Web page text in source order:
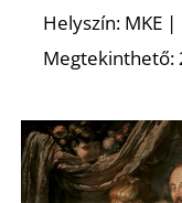
Helyszín: MKE
Megtekinthető: